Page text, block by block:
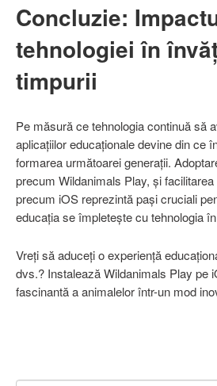
Concluzie:
tehnologiei în
timpurii
Pe măsură ce tehnologia continuă să
aplicațiilor educaționale devine din ce
formarea următoarei generații.
precum Wildanimals Play, și
precum iOS reprezintă pași cruciali
educația se împletește cu tehnologia
Vreți să aduceți o experiență
dvs.? Instalează Wildanimals Play pe
fascinantă a animalelor într-un mod